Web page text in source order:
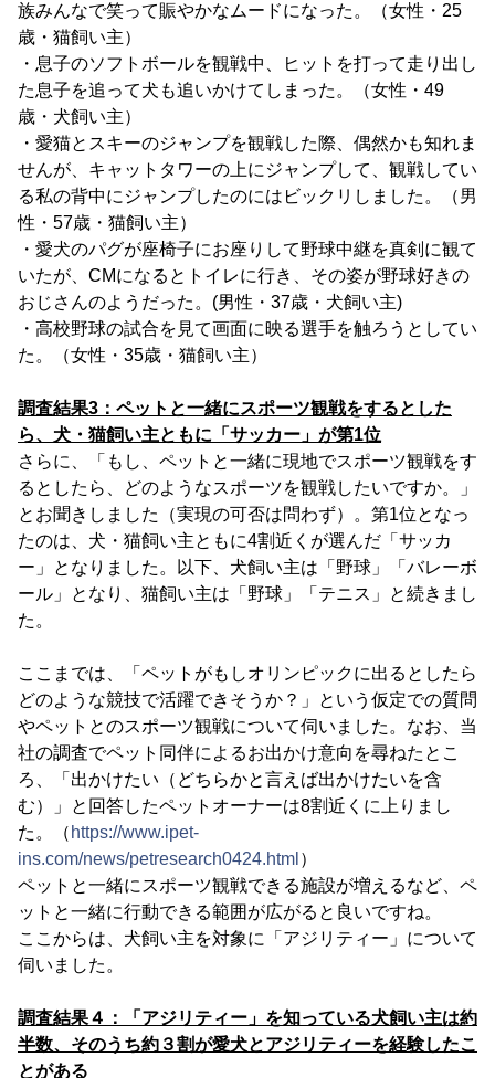
族みんなで笑って賑やかなムードになった。（女性・25
歳・猫飼い主）
・息子のソフトボールを観戦中、ヒットを打って走り出し
た息子を追って犬も追いかけてしまった。（女性・49
歳・犬飼い主）
・愛猫とスキーのジャンプを観戦した際、偶然かも知れま
せんが、キャットタワーの上にジャンプして、観戦してい
る私の背中にジャンプしたのにはビックリしました。（男
性・57歳・猫飼い主）
・愛犬のパグが座椅子にお座りして野球中継を真剣に観て
いたが、CMになるとトイレに行き、その姿が野球好きの
おじさんのようだった。(男性・37歳・犬飼い主)
・高校野球の試合を見て画面に映る選手を触ろうとしてい
た。（女性・35歳・猫飼い主）
調査結果3：ペットと一緒にスポーツ観戦をするとした
ら、犬・猫飼い主ともに「サッカー」が第1位
さらに、「もし、ペットと一緒に現地でスポーツ観戦をす
るとしたら、どのようなスポーツを観戦したいですか。」
とお聞きしました（実現の可否は問わず）。第1位となっ
たのは、犬・猫飼い主ともに4割近くが選んだ「サッカ
ー」となりました。以下、犬飼い主は「野球」「バレーボ
ール」となり、猫飼い主は「野球」「テニス」と続きまし
た。
ここまでは、「ペットがもしオリンピックに出るとしたら
どのような競技で活躍できそうか？」という仮定での質問
やペットとのスポーツ観戦について伺いました。なお、当
社の調査でペット同伴によるお出かけ意向を尋ねたとこ
ろ、「出かけたい（どちらかと言えば出かけたいを含
む）」と回答したペットオーナーは8割近くに上りまし
た。（ https://www.ipet-
ins.com/news/petresearch0424.html ）
ペットと一緒にスポーツ観戦できる施設が増えるなど、ペ
ットと一緒に行動できる範囲が広がると良いですね。
ここからは、犬飼い主を対象に「アジリティー」について
伺いました。
調査結果４：「アジリティー」を知っている犬飼い主は約
半数、そのうち約３割が愛犬とアジリティーを経験したこ
とがある